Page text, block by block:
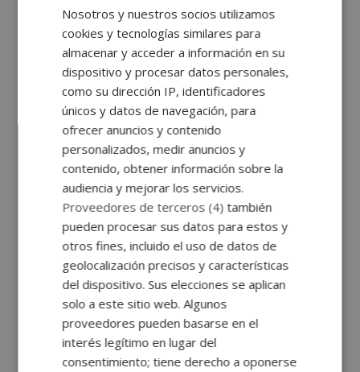
PUBLICA AQUÍ TU OFERTA DE
PRÁCTICAS O EMPLEO:
Nosotros y nuestros socios utilizamos
cookies y tecnologías similares para
almacenar y acceder a información en su
dispositivo y procesar datos personales,
como su dirección IP, identificadores
únicos y datos de navegación, para
ofrecer anuncios y contenido
personalizados, medir anuncios y
contenido, obtener información sobre la
audiencia y mejorar los servicios.
Proveedores de terceros (4) también
pueden procesar sus datos para estos y
otros fines, incluido el uso de datos de
geolocalización precisos y características
del dispositivo. Sus elecciones se aplican
solo a este sitio web. Algunos
proveedores pueden basarse en el
interés legítimo en lugar del
consentimiento; tiene derecho a oponerse